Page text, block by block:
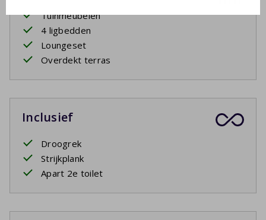
Tuinmeubelen
4 ligbedden
Loungeset
Overdekt terras
Inclusief
Droogrek
Strijkplank
Apart 2e toilet